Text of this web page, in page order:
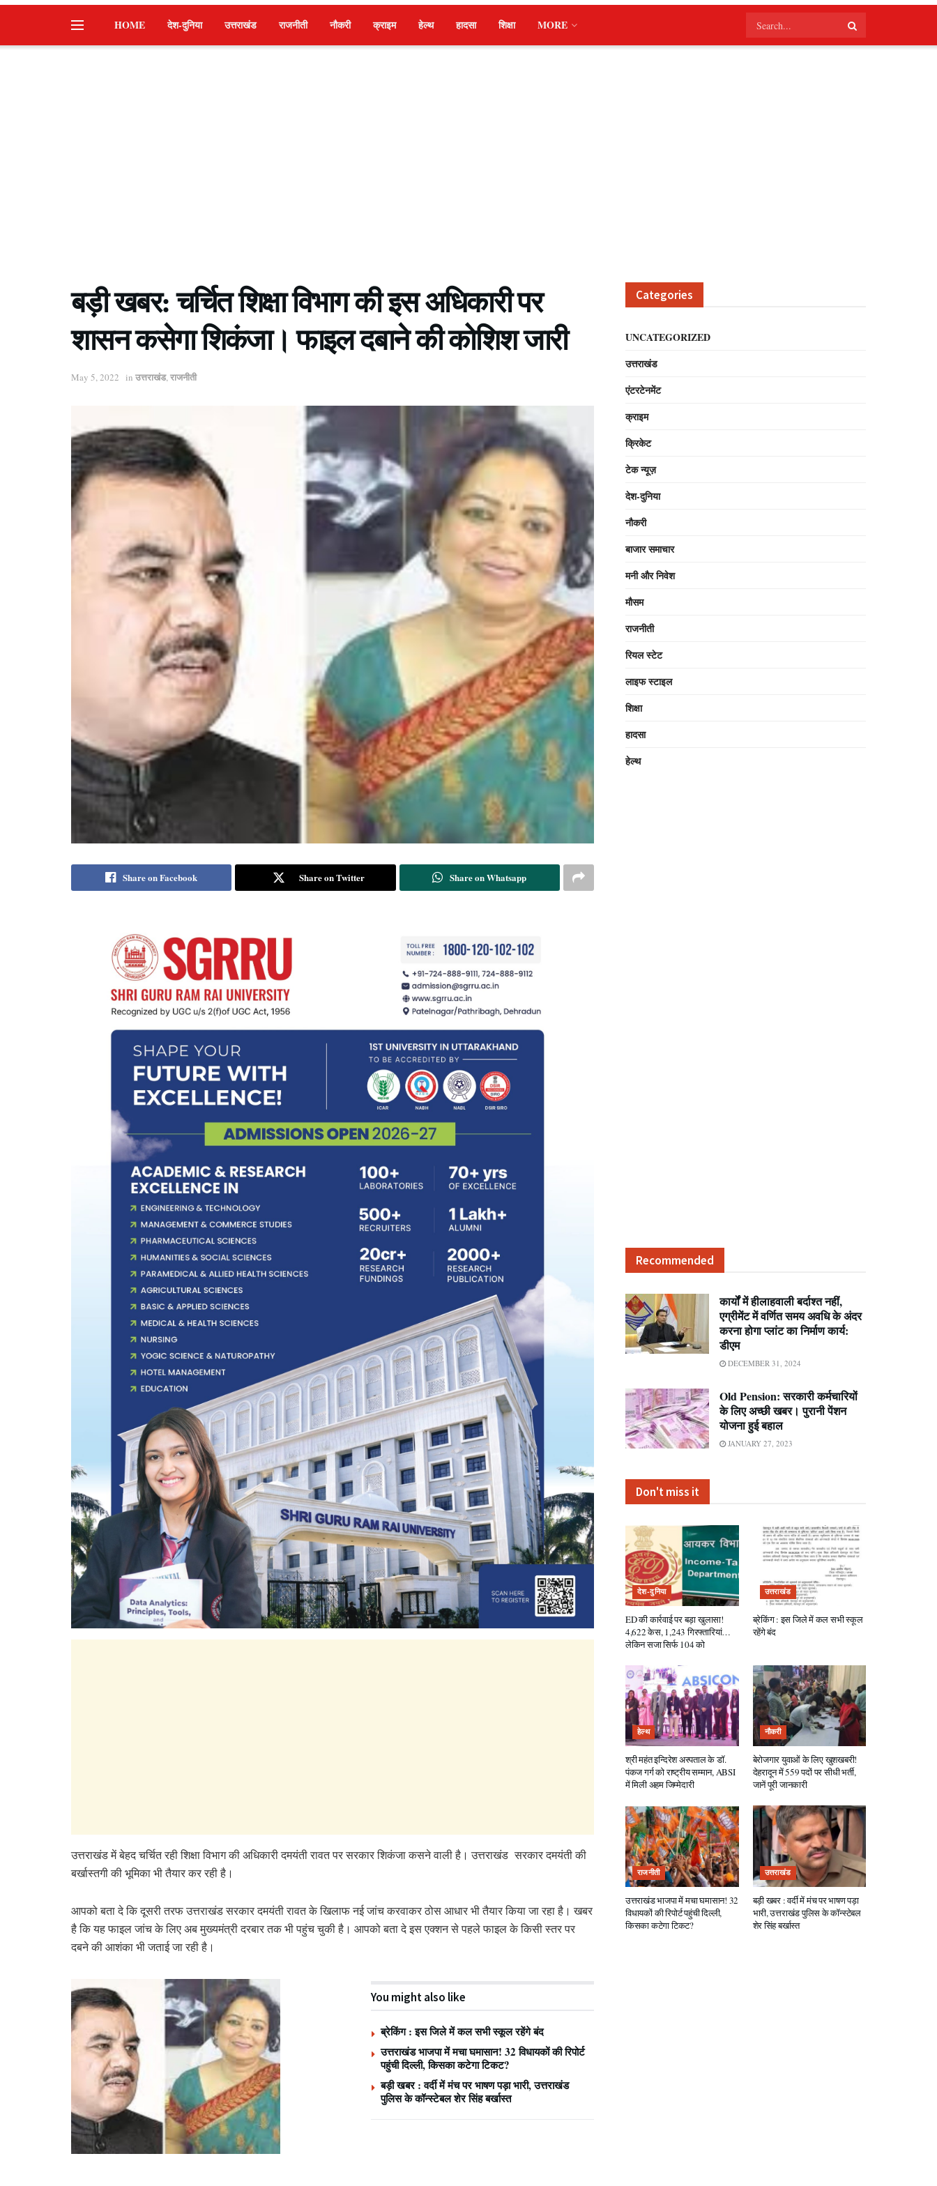
HOME देश-दुनिया उत्तराखंड राजनीती नौकरी क्राइम हेल्थ हादसा शिक्षा MORE
बड़ी खबर: चर्चित शिक्षा विभाग की इस अधिकारी पर
शासन कसेगा शिकंजा। फाइल दबाने की कोशिश जारी
May 5, 2022 in उत्तराखंड,राजनीती
Share on Facebook Share on Twitter Share on Whatsapp
उत्तराखंड में बेहद चर्चित रही शिक्षा विभाग की अधिकारी दमयंतीरावत पर सरकार शिकंजा कसने वाली है। उत्तराखंड सरकार दमयंती की
बर्खास्तगी की भूमिका भी तैयार कर रही है।
आपको बता दे कि दूसरी तरफ उत्तराखंड सरकार दमयंती रावत केखिलाफ नई जांच करवाकर ठोस आधार भी तैयार किया जा रहा है। खबर
है कि यह फाइल जांच के लिए अब मुख्यमंत्री दरबार तक भी पहुंच चुकी है। आपको बता दे इस एक्शन से पहले फाइल के किसी स्तर पर
दबने की आशंका भी जताई जा रही है।
You might also like
ब्रेकिंग : इस जिले में कल सभी स्कूल रहेंगे बंद
उत्तराखंड भाजपा में मचा घमासान! 32 विधायकों की रिपोर्ट
पहुंची दिल्ली, किसका कटेगा टिकट?
बड़ी खबर : वर्दी में मंच पर भाषण पड़ा भारी, उत्तराखंड
पुलिस के कॉन्स्टेबल शेर सिंह बर्खास्त
Categories
UNCATEGORIZED
उत्तराखंड
एंटरटेनमेंट
क्राइम
क्रिकेट
टेक न्यूज़
देश-दुनिया
नौकरी
बाजार समाचार
मनी और निवेश
मौसम
राजनीती
रियल स्टेट
लाइफ स्टाइल
शिक्षा
हादसा
हेल्थ
Recommended
कार्यों में हीलाहवाली बर्दाश्त नहीं,
एग्रीमेंट में वर्णित समय अवधि के अंदर
करना होगा प्लांट का निर्माण कार्य:
डीएम
DECEMBER 31, 2024
Old Pension: सरकारी कर्मचारियों
के लिए अच्छी खबर। पुरानी पेंशन
योजना हुई बहाल
JANUARY 27, 2023
Don't miss it
देश-दुनिया
ED की कार्रवाई पर बड़ा खुलासा!
4,622 केस, 1,243 गिरफ्तारियां…
लेकिन सजा सिर्फ 104 को
उत्तराखंड
ब्रेकिंग : इस जिले में कल सभी स्कूल
रहेंगे बंद
हेल्थ
श्री महंत इन्दिरेश अस्पताल के डॉ.
पंकज गर्ग को राष्ट्रीय सम्मान, ABSI
में मिली अहम जिम्मेदारी
नौकरी
बेरोजगार युवाओं के लिए खुशखबरी!
देहरादून में 559 पदों पर सीधी भर्ती,
जानें पूरी जानकारी
राजनीती
उत्तराखंड भाजपा में मचा घमासान! 32
विधायकों की रिपोर्ट पहुंची दिल्ली,
किसका कटेगा टिकट?
उत्तराखंड
बड़ी खबर : वर्दी में मंच पर भाषण पड़ा
भारी, उत्तराखंड पुलिस के कॉन्स्टेबल
शेर सिंह बर्खास्त